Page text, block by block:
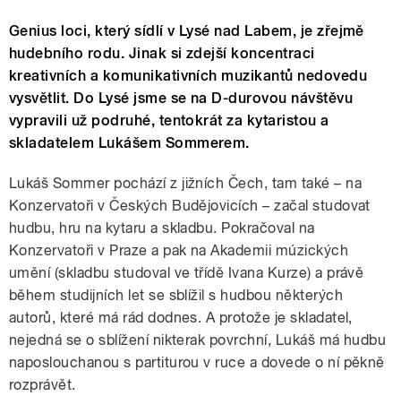
Genius loci, který sídlí v Lysé nad Labem, je zřejmě
hudebního rodu. Jinak si zdejší koncentraci
kreativních a komunikativních muzikantů nedovedu
vysvětlit. Do Lysé jsme se na D-durovou návštěvu
vypravili už podruhé, tentokrát za kytaristou a
skladatelem Lukášem Sommerem.
Lukáš Sommer pochází z jižních Čech, tam také – na
Konzervatoři v Českých Budějovicích – začal studovat
hudbu, hru na kytaru a skladbu. Pokračoval na
Konzervatoři v Praze a pak na Akademii múzických
umění (skladbu studoval ve třídě Ivana Kurze) a právě
během studijních let se sblížil s hudbou některých
autorů, které má rád dodnes. A protože je skladatel,
nejedná se o sblížení nikterak povrchní, Lukáš má hudbu
naposlouchanou s partiturou v ruce a dovede o ní pěkně
rozprávět.